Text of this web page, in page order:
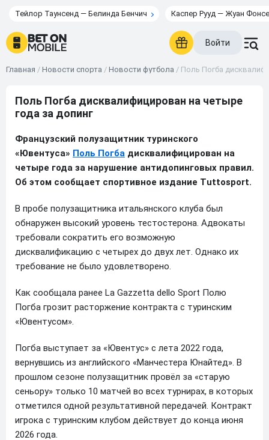
Тейлор Таунсенд — Белинда Бенчич Каспер Рууд — Жуан
Войти
Главная / Новости спорта / Новости футбола / Поль Погба
Поль Погба дисквалифицирован на четыре
года за допинг
Французский полузащитник туринского
«Ювентуса» Поль Погба дисквалифицирован на
четыре года за нарушение антидопинговых правил.
Об этом сообщает спортивное издание Tuttosport.
В пробе полузащитника итальянского клуба был
обнаружен высокий уровень тестостерона. Адвокаты
требовали сократить его возможную
дисквалификацию с четырех до двух лет. Однако их
требование не было удовлетворено.
Как сообщала ранее La Gazzetta dello Sport Полю
Погба грозит расторжение контракта с туринским
«Ювентусом».
Погба выступает за «Ювентус» с лета 2022 года,
вернувшись из английского «Манчестера Юнайтед». В
прошлом сезоне полузащитник провёл за «старую
сеньору» только 10 матчей во всех турнирах, в которых
отметился одной результативной передачей. Контракт
игрока с туринским клубом действует до конца июня
2026 года.